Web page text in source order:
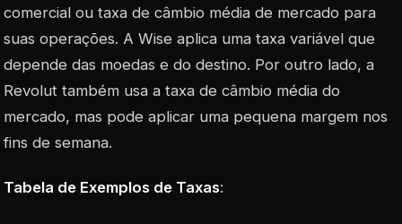
comercial ou taxa de câmbio média de mercado para
suas operações. A Wise aplica uma taxa variável que
depende das moedas e do destino. Por outro lado, a
Revolut também usa a taxa de câmbio média do
mercado, mas pode aplicar uma pequena margem nos
fins de semana.
Tabela de Exemplos de Taxas: